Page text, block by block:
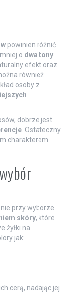
powinien różnić
o dwa tony
efekt oraz
również
osoby z
dobrze jest
. Ostateczny
charakterem
przy wyborze
skóry, które
żyłki na
jak:
cerą, nadając jej